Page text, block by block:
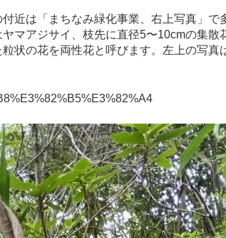
近は「まちなみ緑化事業、右上写真」
マアジサイ、枝先に直径5〜10cmの集
状の花を両性花と呼びます。左上の写